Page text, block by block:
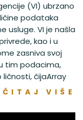
(VI) ubrzano
podataka
usluge. VI je našla
kao i u
zasniva svoj
tim podacima,
čijaArray
VIŠE